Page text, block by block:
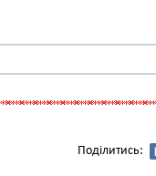
Поділитись: